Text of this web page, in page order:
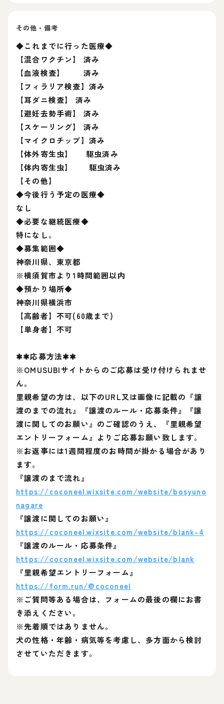
その他・備考
◆これまでに行った医療◆
【混合ワクチン】 済み
【血液検査】 済み
【フィラリア検査】済み
【耳ダニ検査】 済み
【避妊去勢手術】 済み
【スケーリング】 済み
【マイクロチップ】済み
【体外寄生虫】 駆虫済み
【体内寄生虫】 駆虫済み
【その他】
◆今後行う予定の医療◆
なし
◆必要な継続医療◆
特になし。
◆募集範囲◆
神奈川県、東京都
※横須賀市より1時間範囲以内
◆預かり場所◆
神奈川県横浜市
【高齢者】不可(60歳まで)
【単身者】不可
✱✱応募方法✱✱
※OMUSUBIサイトからのご応募は受け付けられませ
ん。
里親希望の方は、以下のURL又は画像に記載の『譲
渡のまでの流れ』『譲渡のルール・応募条件』『譲
渡に関してのお願い』のご確認のうえ、『里親希望
エントリーフォーム』よりご応募お願い致します。
※お返事には1週間程度のお時間が掛かる場合があり
ます。
『譲渡のまで流れ』
https://coconeel.wixsite.com/website/bosyuno
nagare
『譲渡に関してのお願い』
https://coconeel.wixsite.com/website/blank-4
『譲渡のルール・応募条件』
https://coconeel.wixsite.com/website/blank
『里親希望エントリーフォーム』
https://form.run/@coconeel
※ご質問等ある場合は、フォームの最後の欄にお書
き添えください。
※先着順ではありません。
犬の性格・年齢・病気等を考慮し、多方面から検討
させていただきます。